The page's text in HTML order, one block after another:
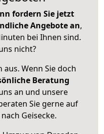
fordern Sie jetzt
Angebote an,
bei Ihnen sind.
nicht?
aus. Wenn Sie doch
Beratung
an und unsere
Sie gerne auf
Geisecke.